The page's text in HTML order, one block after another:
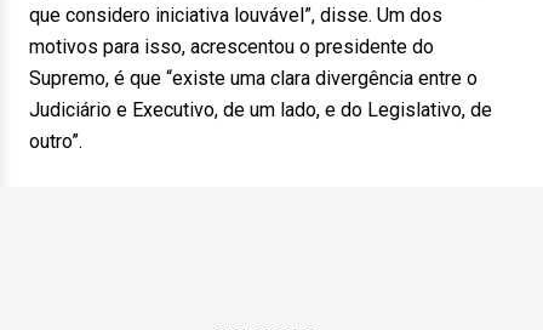
que considero iniciativa louvável”, disse. Um dos
motivos para isso, acrescentou o presidente do
Supremo, é que “existe uma clara divergência entre o
Judiciário e Executivo, de um lado, e do Legislativo, de
outro”.